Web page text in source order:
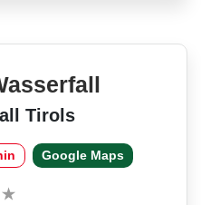
Tirols
Google Maps